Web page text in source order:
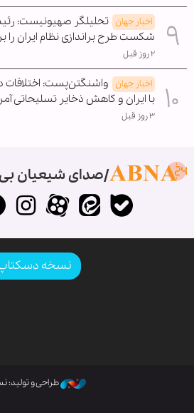
اخبار جهان تحلیلگر صهیونیست:
شکست طرح براندازی نظام ایران را
۲ روز قبل
اخبار جهان واشنگتن‌پست:
با ایران و کاهش ذخایر تسلیحاتی
۳ روز قبل
صدای شیعیان
نسخه
طراحی و تولید: